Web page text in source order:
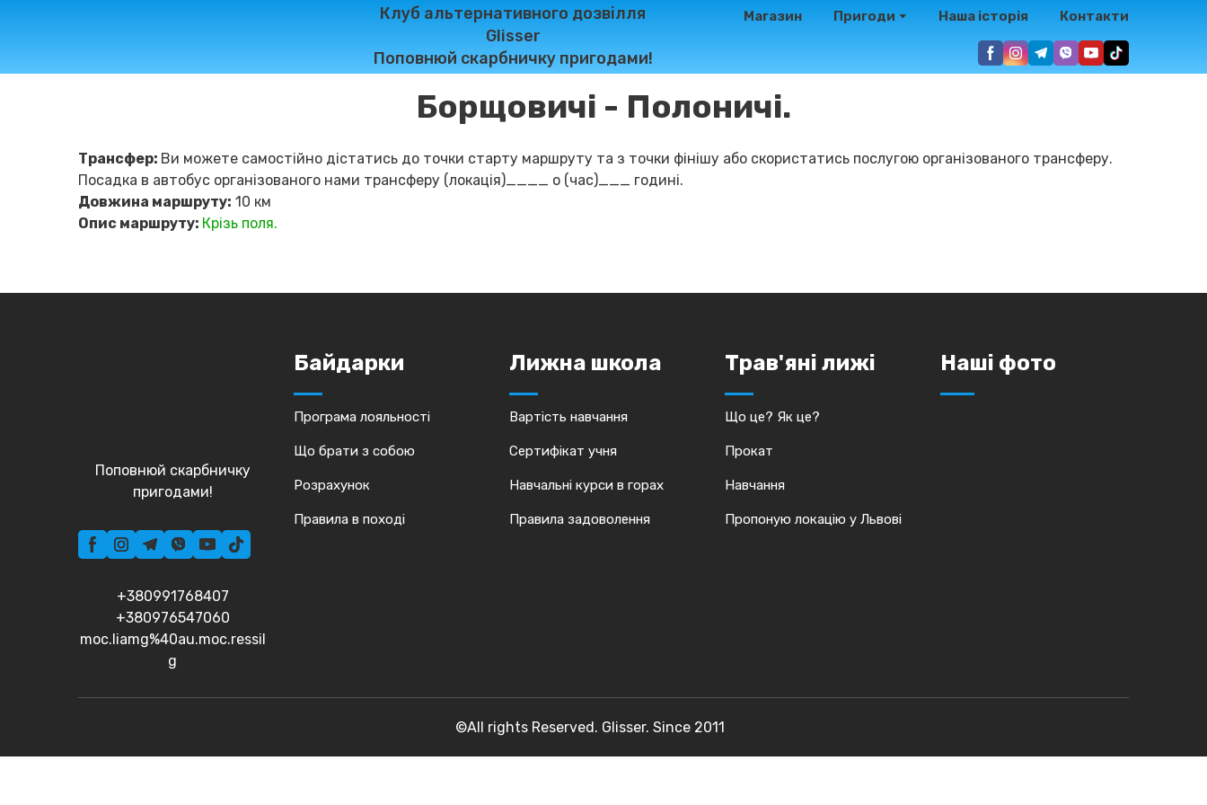
Клуб альтернативного дозвілля
Glisser
Поповнюй скарбничку пригодами!
Магазин Пригоди Наша історія Контакти
Борщовичі - Полоничі.
Трансфер: Ви можете самостійно дістатись до точки старту маршруту та з точки фінішу або скористатись послугою організованого трансферу.
Посадка в автобус організованого нами трансферу (локація)____ о (час)___ годині.
Довжина маршруту: 10 км
Опис маршруту: Крізь поля.
Поповнюй скарбничку
пригодами!
+380991768407
+380976547060
moc.liamg%40au.moc.ressil
g
Байдарки
Програма лояльності
Що брати з собою
Розрахунок
Правила в поході
Лижна школа
Вартість навчання
Сертифікат учня
Навчальні курси в горах
Правила задоволення
Трав'яні лижі
Що це? Як це?
Прокат
Навчання
Пропоную локацію у Львові
Наші фото
©All rights Reserved. Glisser. Since 2011